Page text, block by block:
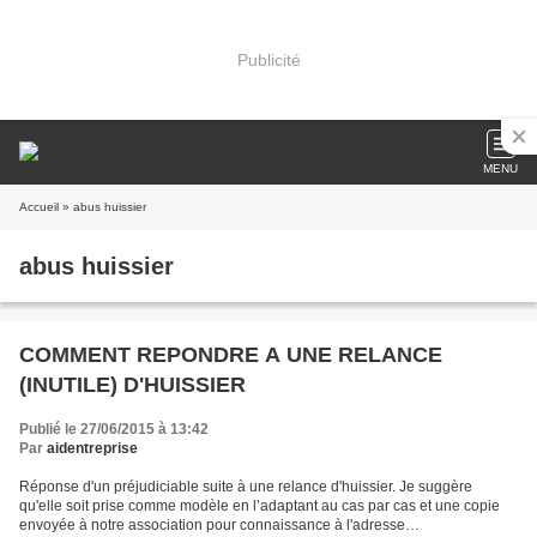
Publicité
MENU
Accueil » abus huissier
abus huissier
COMMENT REPONDRE A UNE RELANCE
(INUTILE) D'HUISSIER
Publié le 27/06/2015 à 13:42
Par aidentreprise
Réponse d'un préjudiciable suite à une relance d'huissier. Je suggère
qu'elle soit prise comme modèle en l’adaptant au cas par cas et une copie
envoyée à notre association pour connaissance à l'adresse